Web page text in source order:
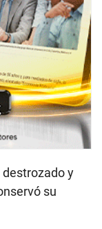
y
su